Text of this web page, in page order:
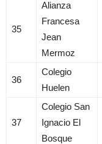
35
Alianza
Francesa
Jean
Mermoz
36
Colegio
Huelen
37
Colegio San
Ignacio El
Bosque